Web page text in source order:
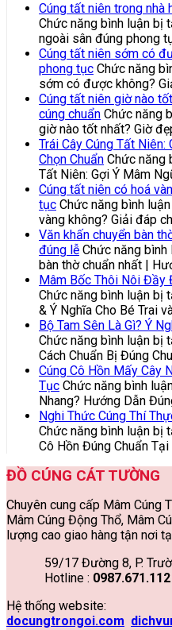
Cúng tất niên trong nhà
Chức năng bình luận bị
ngoài sân đúng phong
Cúng tất niên sớm có
phong tục Chức năng
sớm có được không?
Cúng tất niên giờ nào
cúng chuẩn Chức năng
giờ nào tốt nhất? Giờ
Trái Cây Cúng Tất Niên:
Chọn Chuẩn Chức năng
Tất Niên: Gợi Ý Mâm
Cúng tất niên có hoá
tục Chức năng bình
vàng không? Giải đáp
Văn khấn chuyển bàn
đúng lễ Chức năng
bàn thờ chuẩn nhất |
Mâm Bốc Thôi Nôi Đầy
Chức năng bình luận bị
& Ý Nghĩa Cho Bé Trai
Bộ Tam Sên Là Gì? Ý
Chức năng bình luận bị
Cách Chuẩn Bị Đúng
Cúng Cô Hồn Mấy Cây
Tục Chức năng bình
Nhang? Hướng Dẫn
Nghi Thức Cúng Thí
Chức năng bình luận bị
Cô Hồn Đúng Chuẩn Tại
ĐỒ CÚNG CÁT TƯỜNG
Chuyên cung cấp Mâm Cúng
Mâm Cúng Động Thổ, Mâm
lượng cao giao hàng tận nơi
59/17 Đường 8, P.
Hotline : 0987.671.112
Hệ thống website:
docungtrongoi.com